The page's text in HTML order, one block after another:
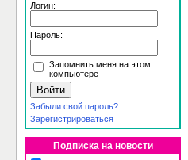
Логин:
Пароль:
Запомнить меня на этом
компьютере
Забыли свой пароль?
Зарегистрироваться
Подписка на новости